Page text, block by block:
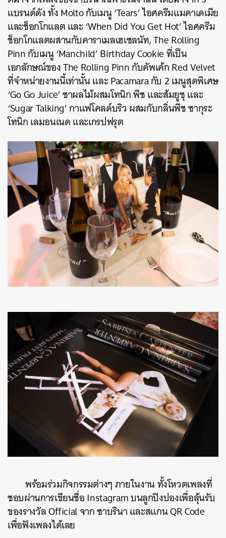
แบรนด์ดัง ทั้ง Molto กับเมนู ‘Tears’ ไอศครีมแมคาเดเมีย
และช็อกโกแลต และ ‘When Did You Get Hot’ ไอศครีม
ช็อกโกแลตผสานกับคาราเมลเฮเซลนัท, The Rolling
Pinn กับเมนู ‘Manchild’ Birthday Cookie ที่เป็น
เอกลักษณ์ของ The Rolling Pinn กับคัพเค้ก Red Velvet
ที่จำหน่ายงานนี้เท่านั้น และ Pacamara กับ 2 เมนูสุดพิเศษ
‘Go Go Juice’ ชาผลไม้ผสมโทนิก พีช และส้มยูซุ และ
‘Sugar Talking’ กาแฟโคลด์บริว ผสมกับกลิ่นพีช ซากุระ
โทนิก เลมอนเนด และเกรปฟรุต
พร้อมร่วมกิจกรรมต่างๆ ภายในงาน ทั้งโหวตเพลงที่
ชอบผ่านการเขียนชื่อ Instagram บนลูกปิงปองเพื่อลุ้นรับ
ของรางวัล Official จาก ซาบรินา และสแกน QR Code
เพื่อฟังเพลงได้เลย